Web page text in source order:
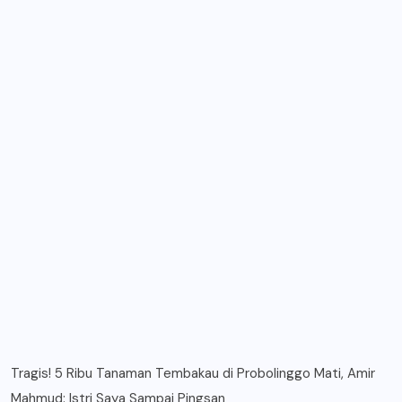
Tragis! 5 Ribu Tanaman Tembakau di Probolinggo Mati, Amir
Mahmud: Istri Saya Sampai Pingsan